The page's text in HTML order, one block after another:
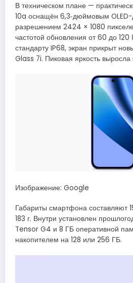
В техническом плане —
10a оснащён 6,3‑дюймовым
разрешением 2424 × 1080
частотой обновления от 60 до
стандарту IP68, экран прикрыт
Glass 7i. Пиковая яркость
Изображение: Google
Габариты смартфона составляют
183 г. Внутри установлен
Tensor G4 и 8 ГБ оперативной
накопителем на 128 или 256 ГБ.